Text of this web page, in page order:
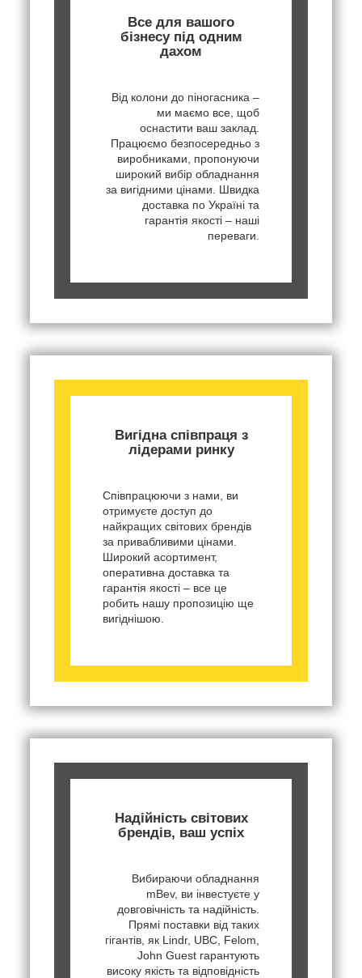
Все для вашого
бізнесу під одним
дахом
Від колони до піногасника –
ми маємо все, щоб
оснастити ваш заклад.
Працюємо безпосередньо з
виробниками, пропонуючи
широкий вибір обладнання
за вигідними цінами. Швидка
доставка по Україні та
гарантія якості – наші
переваги.
Вигідна співпраця з
лідерами ринку
Співпрацюючи з нами, ви
отримуєте доступ до
найкращих світових брендів
за привабливими цінами.
Широкий асортимент,
оперативна доставка та
гарантія якості – все це
робить нашу пропозицію ще
вигіднішою.
Надійність світових
брендів, ваш успіх
Вибираючи обладнання
mBev, ви інвестуєте у
довговічність та надійність.
Прямі поставки від таких
гігантів, як Lindr, UBC, Felom,
John Guest гарантують
високу якість та відповідність